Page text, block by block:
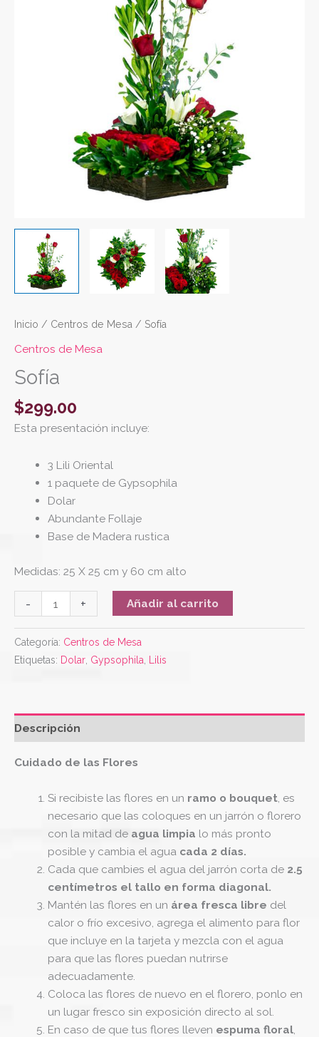
Inicio / Centros de Mesa / Sofía
Centros de Mesa
Sofía
$299.00
Esta presentación incluye:
3 Lili Oriental
1 paquete de Gypsophila
Dolar
Abundante Follaje
Base de Madera rustica
Medidas: 25 X 25 cm y 60 cm alto
- + Añadir al carrito
Categoría: Centros de Mesa
Etiquetas: Dolar Gypsophila Lilis
Descripción
Cuidado de las Flores
Si recibiste las flores en un ramo o bouquet, es
necesario que las coloques en un jarrón o florero
con la mitad de agua limpia lo más pronto
posible y cambia el agua cada 2 días.
Cada que cambies el agua del jarrón corta de 2.5
centímetros el tallo en forma diagonal.
Mantén las flores en un área fresca libre del
calor o frío excesivo, agrega el alimento para flor
que incluye en la tarjeta y mezcla con el agua
para que las flores puedan nutrirse
adecuadamente.
Coloca las flores de nuevo en el florero, ponlo en
un lugar fresco sin exposición directo al sol.
En caso de que tus flores lleven espuma floral,